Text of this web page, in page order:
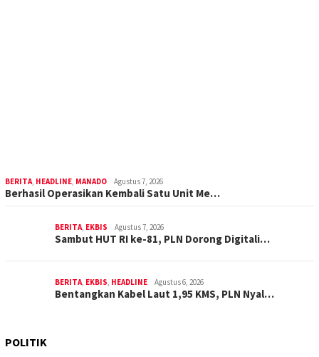
BERITA, HEADLINE, MANADO Agustus 7, 2026
Berhasil Operasikan Kembali Satu Unit Me…
BERITA, EKBIS Agustus 7, 2026
Sambut HUT RI ke-81, PLN Dorong Digitali…
BERITA, EKBIS, HEADLINE Agustus 6, 2026
Bentangkan Kabel Laut 1,95 KMS, PLN Nyal…
POLITIK